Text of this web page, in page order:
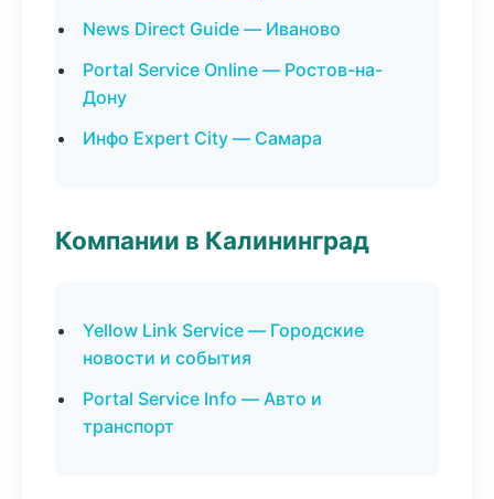
News Direct Guide — Иваново
Portal Service Online — Ростов-на-
Дону
Инфо Expert City — Самара
Компании в Калининград
Yellow Link Service — Городские
новости и события
Portal Service Info — Авто и
транспорт